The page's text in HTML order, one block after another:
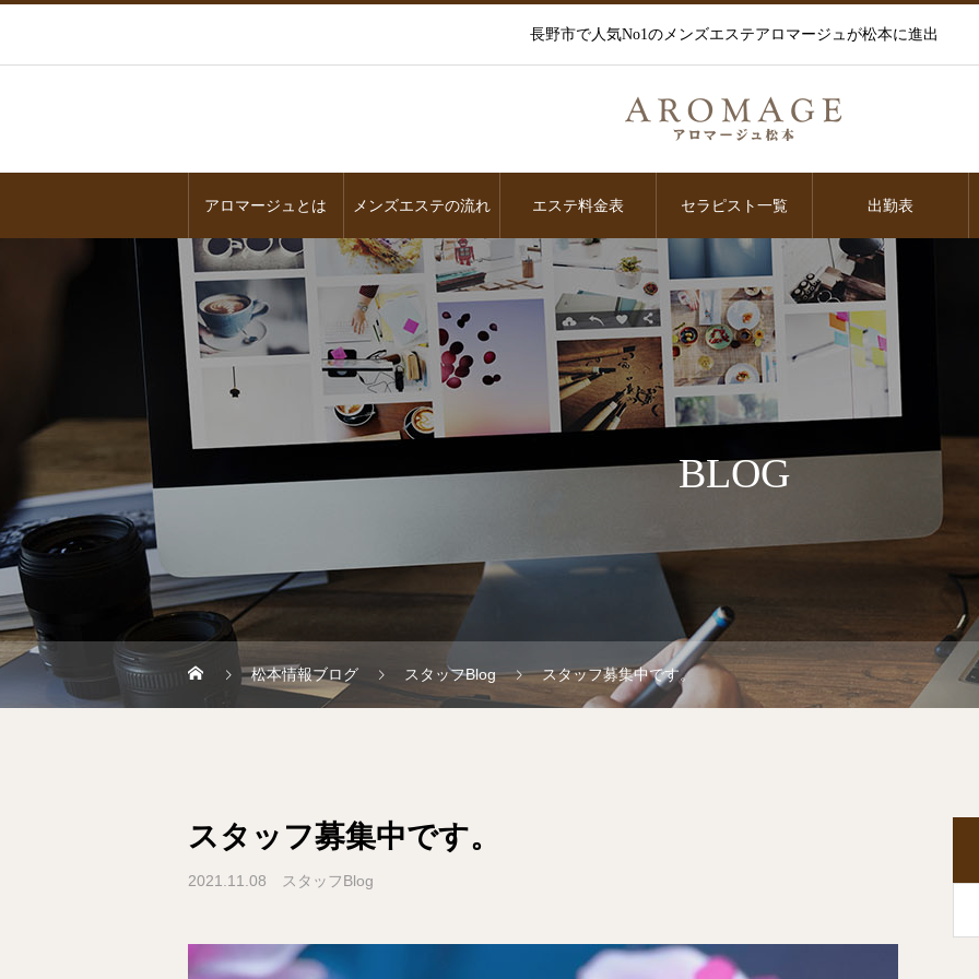
長野市で人気No1のメンズエステアロマージュが松本に進出
アロマージュとは メンズエステの流れ エステ料金表 セラピスト一覧 出勤表
BLOG
松本情報ブログ スタッフBlog スタッフ募集中です。
スタッフ募集中です。
2021.11.08 スタッフBlog